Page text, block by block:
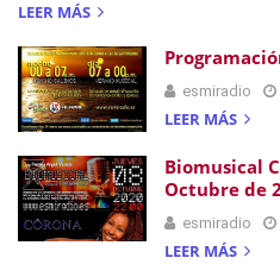
LEER MÁS
esmiradio
LEER MÁS
Biomusical
Octubre de
esmiradio
LEER MÁS